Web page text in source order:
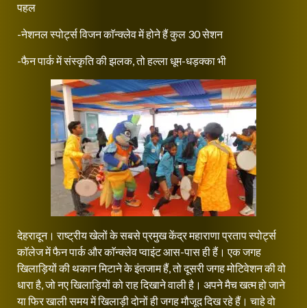
पहल
-नेशनल स्पोर्ट्स विजन काॅन्क्लेव में होने हैं कुल 30 सेशन
-फैन पार्क में संस्कृति की झलक, तो हल्ला धूम-धड़क्का भी
देहरादून। राष्ट्रीय खेलों के सबसे प्रमुख केंद्र महाराणा प्रताप स्पोर्ट्स
काॅलेज में फैन पार्क और काॅन्क्लेव प्वाइंट आस-पास ही हैं। एक जगह
खिलाड़ियों की थकान मिटाने के इंतजाम हैं, तो दूसरी जगह मोटिवेशन की वो
धारा है, जो नए खिलाड़ियों को राह दिखाने वाली है। अपने मैच खत्म हो जाने
या फिर खाली समय में खिलाड़ी दोनों ही जगह मौजूद दिख रहे हैं। चाहे वो